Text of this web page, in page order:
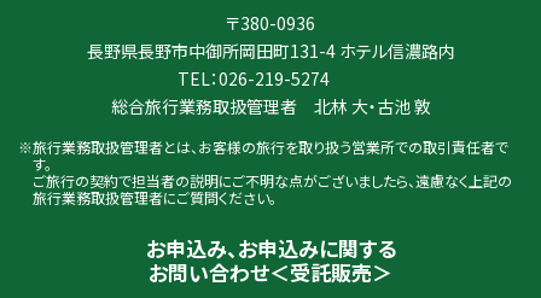
〒380-0936
長野県長野市中御所岡田町131-4 ホテル信濃路内
TEL：026-219-5274
総合旅行業務取扱管理者 北林 大・古池 敦
旅行業務取扱管理者とは、お客様の旅行を取り扱う営業所での取引責任者で
す。
ご旅行の契約で担当者の説明にご不明な点がございましたら、遠慮なく上記の
旅行業務取扱管理者にご質問ください。
お申込み、お申込みに関する
お問い合わせ＜受託販売＞